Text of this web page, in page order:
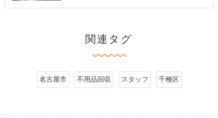
関連タグ
名古屋市 不用品回収 スタッフ 千種区